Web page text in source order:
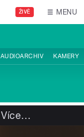
ŽIVĚ MENU
AUDIOARCHIV KAMERY
Více…